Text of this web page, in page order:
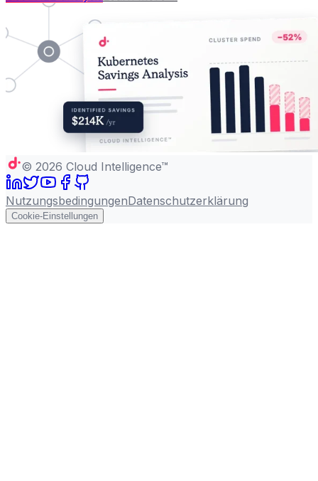
© 2026 Cloud Intelligence™
NutzungsbedingungenDatenschutzerklärung
Cookie-Einstellungen